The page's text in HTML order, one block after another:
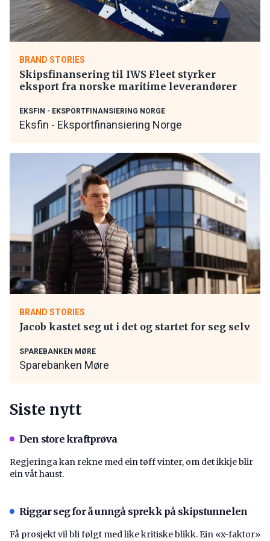
BRAND STORIES
Skipsfinansering til IWS Fleet styrker
eksport fra norske maritime leverandører
EKSFIN - EKSPORTFINANSIERING NORGE
Eksfin - Eksportfinansiering Norge
BRAND STORIES
Jacob kastet seg ut i det og startet for seg selv
SPAREBANKEN MØRE
Sparebanken Møre
Siste nytt
Den store kraftprøva
Regjeringa kan rekne med ein tøff vinter, om det ikkje blir
ein våt haust.
Riggar seg for å unngå sprekk på skipstunnelen
Få prosjekt vil bli følgt med like kritiske blikk. Ein «x-faktor»